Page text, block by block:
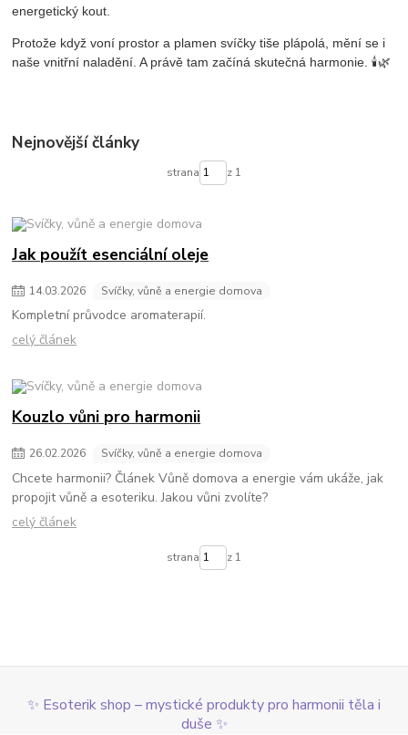
energetický kout.
Protože když voní prostor a plamen svíčky tiše plápolá, mění se i
naše vnitřní naladění. A právě tam začíná skutečná harmonie.🕯️🌿
Nejnovější články
strana z 1
Jak použít esenciální oleje
14.03.2026 Svíčky, vůně a energie domova
Kompletní průvodce aromaterapií.
celý článek
Kouzlo vůni pro harmonii
26.02.2026 Svíčky, vůně a energie domova
Chcete harmonii? Článek Vůně domova a energie vám ukáže, jak
propojit vůně a esoteriku. Jakou vůni zvolíte?
celý článek
strana z 1
✨ Esoterik shop – mystické produkty pro harmonii těla i
duše ✨